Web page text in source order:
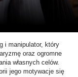
i manipulator, który
oraz ogromne
własnych celów.
jego motywacje się